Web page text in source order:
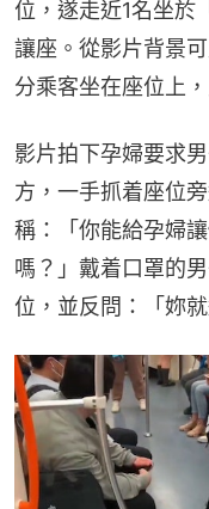
位，遂走近1名坐於
讓座。從影片背景
分乘客坐在座位上
影片拍下孕婦要求
方，一手抓着座位
稱：「你能給孕婦
嗎？」戴着口罩的
位，並反問：「妳就